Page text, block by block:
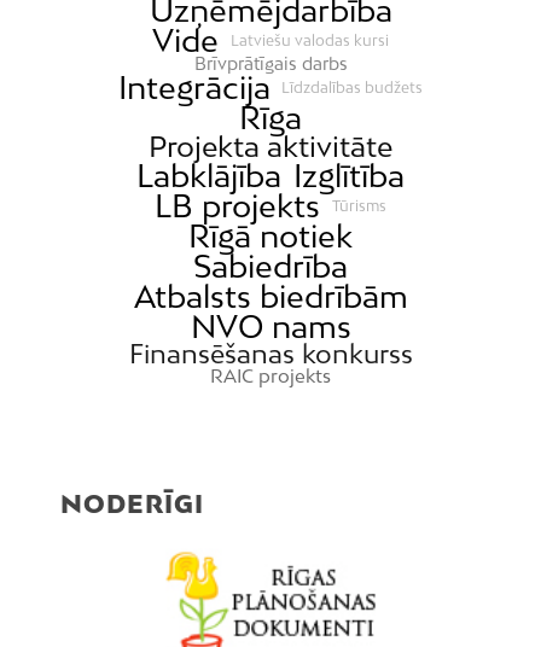
Uzņēmējdarbība
Vide
Latviešu valodas kursi
Brīvprātīgais darbs
Integrācija Līdzdalības budžets
Rīga
Projekta aktivitāte
Labklājība Izglītība
LB projekts
Tūrisms
Rīgā notiek
Sabiedrība
Atbalsts biedrībām
NVO nams
Finansēšanas konkurss
RAIC projekts
NODERĪGI